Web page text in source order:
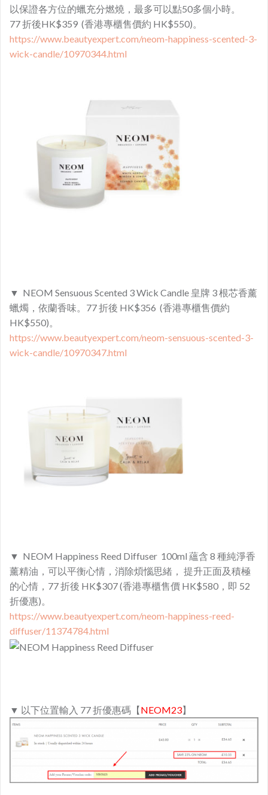
以保證各方位的蠟充分燃燒，最多可以點50多個小時。
77 折後HK$359 (香港專櫃售價約 HK$550)。
https://www.beautyexpert.com/neom-happiness-scented-3-
wick-candle/10970344.html
▼ NEOM Sensuous Scented 3 Wick Candle 皇牌 3 根芯香薰
蠟燭，依蘭香味。77 折後 HK$356 (香港專櫃售價約
HK$550)。
https://www.beautyexpert.com/neom-sensuous-scented-3-
wick-candle/10970347.html
▼ NEOM Happiness Reed Diffuser 100ml 蘊含 8 種純淨香
薰精油，可以平衡心情，消除煩惱思緒， 提升正面及積極
的心情，77 折後 HK$307 (香港專櫃售價 HK$580，即 52
折優惠)。
https://www.beautyexpert.com/neom-happiness-reed-
diffuser/11374784.html
▼ 以下位置輸入 77 折優惠碼【NEOM23】